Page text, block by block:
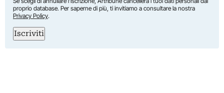
proprio database. Per saperne di più, ti invitiamo a consultare la nostra
Privacy Policy.
Iscriviti